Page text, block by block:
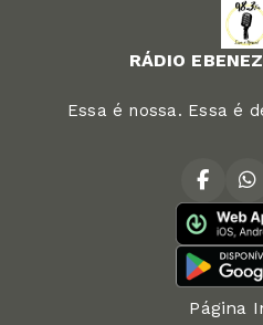
RÁDIO
Essa é nossa. Essa é
Página